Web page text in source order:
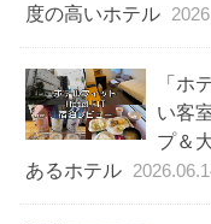
度の高いホテル
「ホ
い客
プ＆
あるホテル